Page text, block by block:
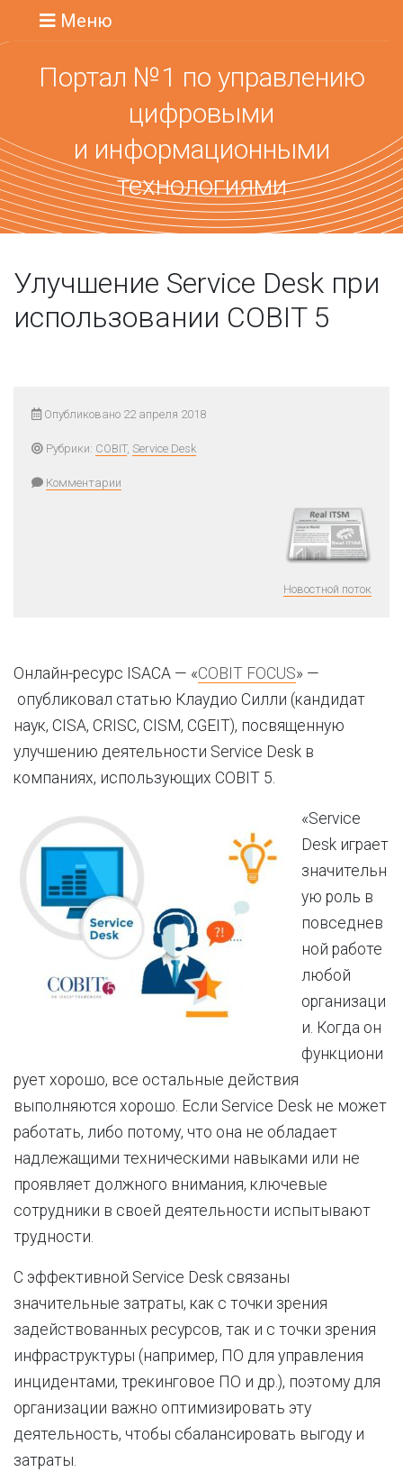
Меню
Портал №1 по управлению
цифровыми
и информационными
технологиями
Улучшение Service Desk при
использовании COBIT 5
Опубликовано 22 апреля 2018
Рубрики: COBIT, Service Desk
Комментарии
Новостной поток
Онлайн-ресурс ISACA — «COBIT FOCUS» —
опубликовал статью Клаудио Силли (кандидат
наук, CISA, CRISC, CISM, CGEIT), посвященную
улучшению деятельности Service Desk в
компаниях, использующих COBIT 5.
«Service
Desk играет
значительн
ую роль в
повседнев
ной работе
любой
организаци
и. Когда он
функциони
рует хорошо, все остальные действия
выполняются хорошо. Если Service Desk не может
работать, либо потому, что она не обладает
надлежащими техническими навыками или не
проявляет должного внимания, ключевые
сотрудники в своей деятельности испытывают
трудности.
С эффективной Service Desk связаны
значительные затраты, как с точки зрения
задействованных ресурсов, так и с точки зрения
инфраструктуры (например, ПО для управления
инцидентами, трекинговое ПО и др.), поэтому для
организации важно оптимизировать эту
деятельность, чтобы сбалансировать выгоду и
затраты.